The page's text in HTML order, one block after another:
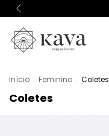
Início . Feminino . Coletes
Coletes